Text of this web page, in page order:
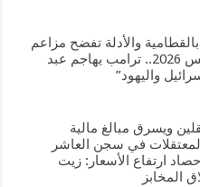
بالقطامية والأدلة تفضح مزاعم
داخلية النظام .. الخميس 6 أغسطس 2026.. ترامب يهاجم عبد
واليهود”
ويسرق مبالغ مالية
في سجن العاشر
الأربعاء 5 أغسطس 2026.. حصاد ارتفاع الأسعار: زيت
المخابز